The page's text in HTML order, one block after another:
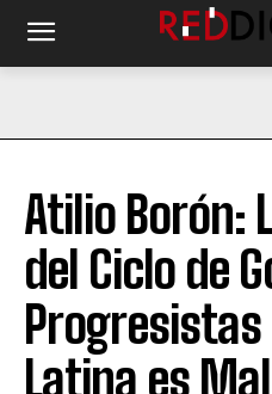
Atilio Borón:
del Ciclo de
Latina es Mal